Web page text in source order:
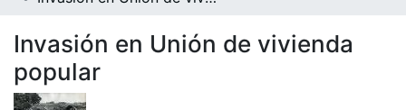
Invasión en Unión de vivienda
popular